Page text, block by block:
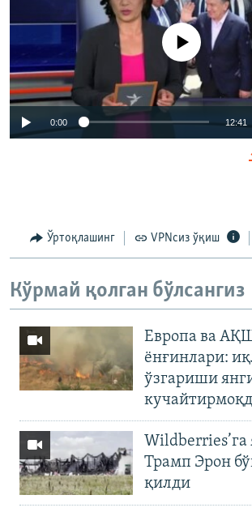
Айни дамда медиа-манба
0:00 12:41
Ўртоқлашинг VPNсиз ўқиш
Кўрмай қолган бўлсангиз
Европа ва
ёнғинлари:
ўзгариши
Wildberries’га
Трамп Эрон
қилди